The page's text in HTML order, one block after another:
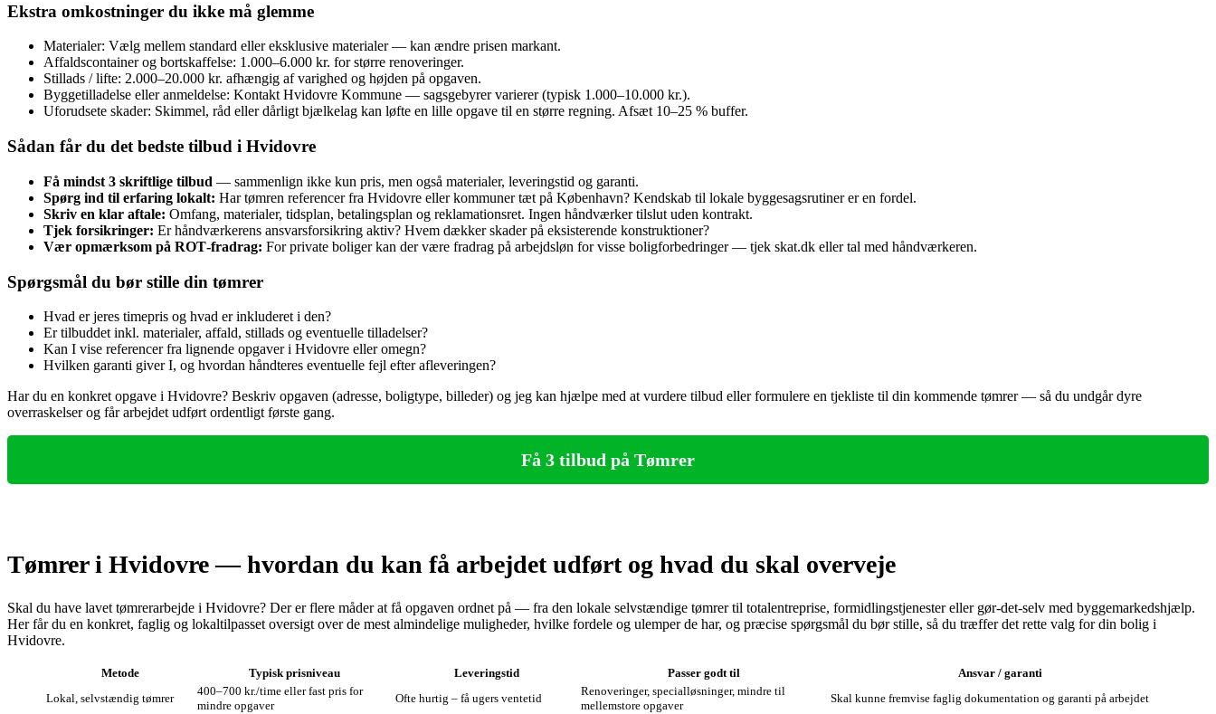
Ekstra omkostninger du ikke må glemme
Materialer: Vælg mellem standard eller eksklusive materialer — kan ændre prisen markant.
Affaldscontainer og bortskaffelse: 1.000–6.000 kr. for større renoveringer.
Stillads / lifte: 2.000–20.000 kr. afhængig af varighed og højden på opgaven.
Byggetilladelse eller anmeldelse: Kontakt Hvidovre Kommune — sagsgebyrer varierer (typisk 1.000–10.000 kr.).
Uforudsete skader: Skimmel, råd eller dårligt bjælkelag kan løfte en lille opgave til en større regning. Afsæt 10–25 % buffer.
Sådan får du det bedste tilbud i Hvidovre
Få mindst 3 skriftlige tilbud — sammenlign ikke kun pris, men også materialer, leveringstid og garanti.
Spørg ind til erfaring lokalt: Har tømren referencer fra Hvidovre eller kommuner tæt på København? Kendskab til lokale byggesagsrutiner er en fordel.
Skriv en klar aftale: Omfang, materialer, tidsplan, betalingsplan og reklamationsret. Ingen håndværker tilslut uden kontrakt.
Tjek forsikringer: Er håndværkerens ansvarsforsikring aktiv? Hvem dækker skader på eksisterende konstruktioner?
Vær opmærksom på ROT‑fradrag: For private boliger kan der være fradrag på arbejdsløn for visse boligforbedringer — tjek skat.dk eller tal med håndværkeren.
Spørgsmål du bør stille din tømrer
Hvad er jeres timepris og hvad er inkluderet i den?
Er tilbuddet inkl. materialer, affald, stillads og eventuelle tilladelser?
Kan I vise referencer fra lignende opgaver i Hvidovre eller omegn?
Hvilken garanti giver I, og hvordan håndteres eventuelle fejl efter afleveringen?
Har du en konkret opgave i Hvidovre? Beskriv opgaven (adresse, boligtype, billeder) og jeg kan hjælpe med at vurdere tilbud eller formulere en tjekliste til din kommende tømrer — så du undgår dyre
overraskelser og får arbejdet udført ordentligt første gang.
Få 3 tilbud på Tømrer
Tømrer i Hvidovre — hvordan du kan få arbejdet udført og hvad du skal overveje
Skal du have lavet tømrerarbejde i Hvidovre? Der er flere måder at få opgaven ordnet på — fra den lokale selvstændige tømrer til totalentreprise, formidlingstjenester eller gør‑det‑selv med byggemarkedshjælp.
Her får du en konkret, faglig og lokaltilpasset oversigt over de mest almindelige muligheder, hvilke fordele og ulemper de har, og præcise spørgsmål du bør stille, så du træffer det rette valg for din bolig i
Hvidovre.
Metode Typisk prisniveau Leveringstid Passer godt til
Ansvar / garanti
Lokal, selvstændig tømrer
400–700 kr./time eller fast pris for
mindre opgaver
Ofte hurtig – få ugers ventetid
Renoveringer, specialløsninger, mindre til
mellemstore opgaver
Skal kunne fremvise faglig dokumentation og garanti på arbejdet